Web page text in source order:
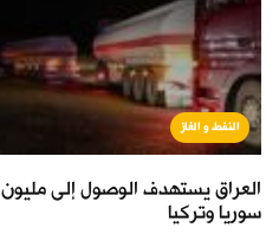
النفط و الغاز
العراق يستهدف الوصول إلى
سوريا وتركيا